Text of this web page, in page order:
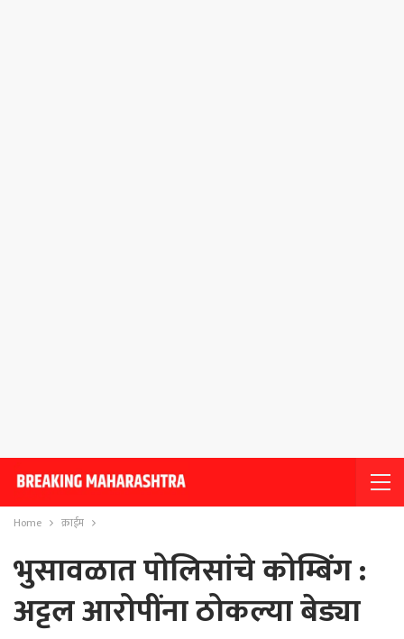
Home क्राईम
भुसावळात पोलिसांचे कोम्बिंग :
अट्टल आरोपींना ठोकल्या बेड्या